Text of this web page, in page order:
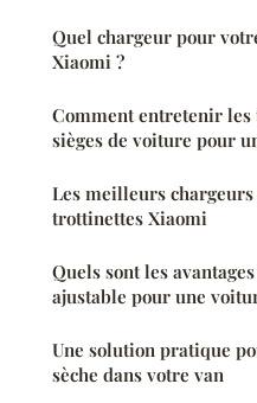
Quel chargeur pour
Xiaomi ?
Comment entretenir
sièges de voiture pour
Les meilleurs
trottinettes Xiaomi
Quels sont les
ajustable pour une
Une solution pratique
sèche dans votre van